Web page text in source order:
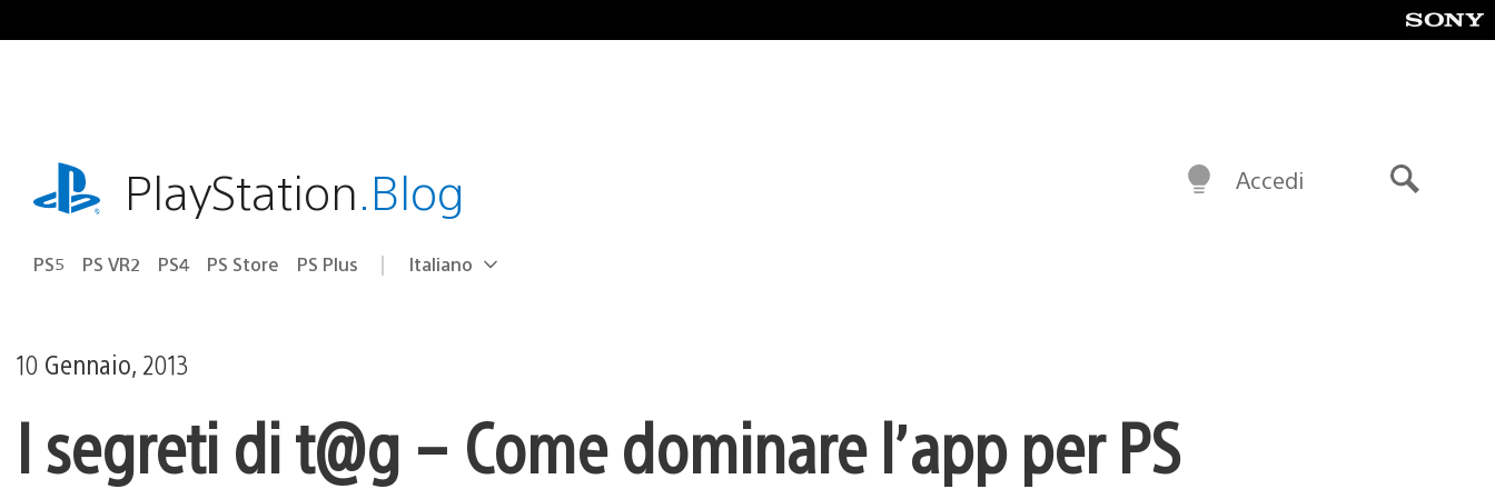
al
playstation.comPlayStation.Blog
PS5 PS VR2 PS4 PS Store PS Plus Seleziona
Regione
Italiano
Accedi
10 Gennaio, 2013
I segreti di t@g – Come dominare l’app per PS